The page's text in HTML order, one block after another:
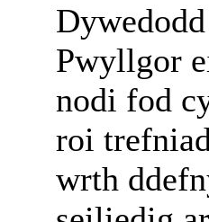
Pwyllgor
nodi fod
roi
wrth